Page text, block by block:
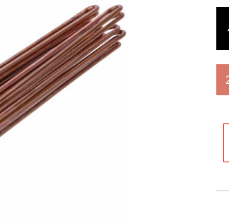
LiFePO4